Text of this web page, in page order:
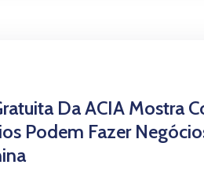
Da ACIA Mostra
Podem Fazer